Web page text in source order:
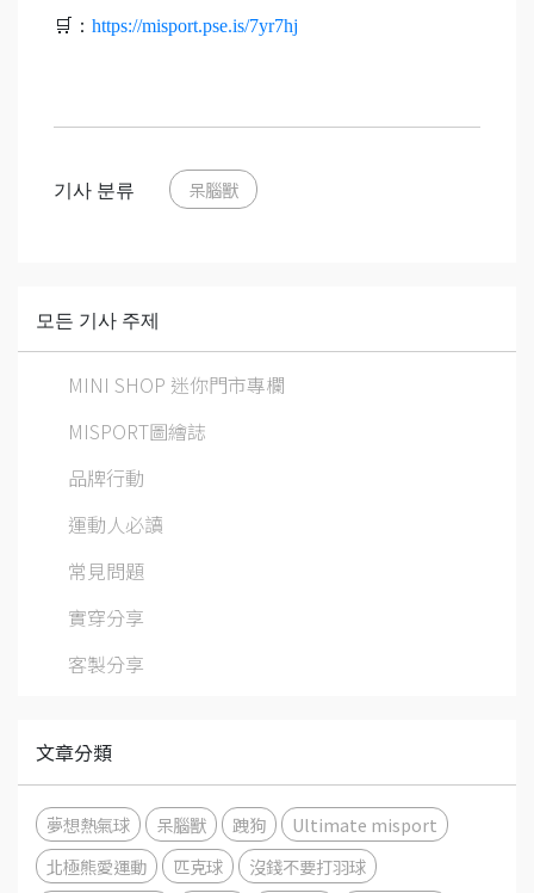
🛒： https://misport.pse.is/7yr7hj
기사 분류 呆腦獸
모든 기사 주제
MINI SHOP 迷你門市專欄
MISPORT圖繪誌
品牌行動
運動人必讀
常見問題
實穿分享
客製分享
文章分類
夢想熱氣球 呆腦獸 跩狗
Ultimate misport
北極熊愛運動
匹克球
沒錢不要打羽球